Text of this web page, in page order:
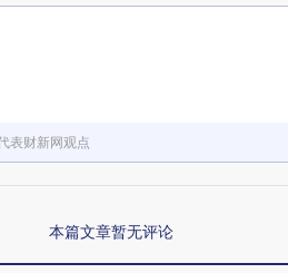
表财新网观点
本篇文章暂无评论